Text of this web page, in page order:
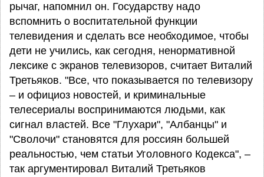
рычаг, напомнил он. Государству надо
вспомнить о воспитательной функции
телевидения и сделать все необходимое, чтобы
дети не учились, как сегодня, ненормативной
лексике с экранов телевизоров, считает Виталий
Третьяков. "Все, что показывается по телевизору
– и официоз новостей, и криминальные
телесериалы воспринимаются людьми, как
сигнал властей. Все "Глухари", "Албанцы" и
"Сволочи" становятся для россиян большей
реальностью, чем статьи Уголовного Кодекса", –
так аргументировал Виталий Третьяков